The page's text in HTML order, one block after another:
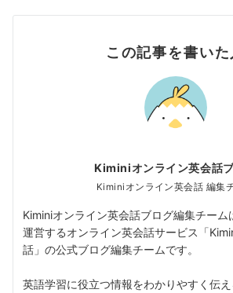
この記事を書いた
Kiminiオンライン英会話
Kiminiオンライン英会話 編集
Kiminiオンライン英会話ブログ編集チーム
運営するオンライン英会話サービス「
話」の公式ブログ編集チームです。
英語学習に役立つ情報をわかりやすく伝え